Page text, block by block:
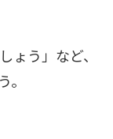
ょう」など、